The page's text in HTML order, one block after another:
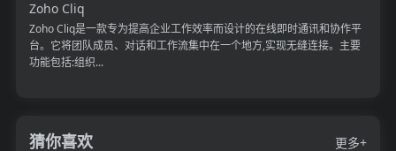
Zoho Cliq
Zoho Cliq是一款专为提高企业工作效率而设计的在线即时通讯和协作平
台。它将团队成员、对话和工作流集中在一个地方,实现无缝连接。主要
功能包括:组织...
猜你喜欢 更多+